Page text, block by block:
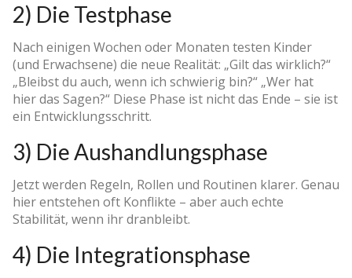
2) Die Testphase
Nach einigen Wochen oder Monaten testen Kinder
(und Erwachsene) die neue Realität: „Gilt das wirklich?“
„Bleibst du auch, wenn ich schwierig bin?“ „Wer hat
hier das Sagen?“ Diese Phase ist nicht das Ende – sie ist
ein Entwicklungsschritt.
3) Die Aushandlungsphase
Jetzt werden Regeln, Rollen und Routinen klarer. Genau
hier entstehen oft Konflikte – aber auch echte
Stabilität, wenn ihr dranbleibt.
4) Die Integrationsphase